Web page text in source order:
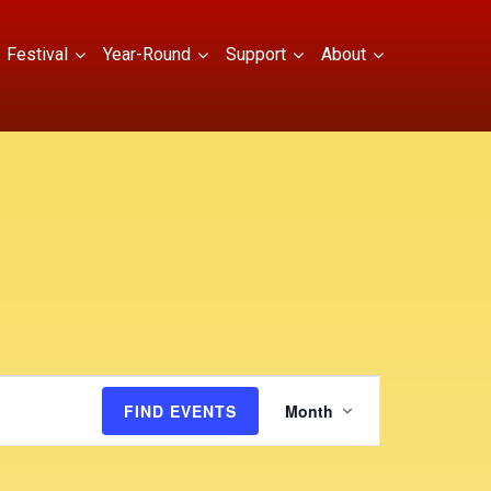
Festival Year-Round Support About
FIND EVENTS v
e
Month